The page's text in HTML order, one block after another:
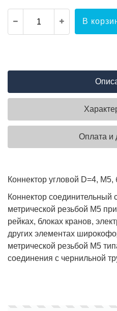
В
Оплата и
Коннектор угловой D=4, M5,
Коннектор соединительный
метрической резьбой М5
рейках, блоках кранов,
других элементах
метрической резьбой M5
соединения с чернильной